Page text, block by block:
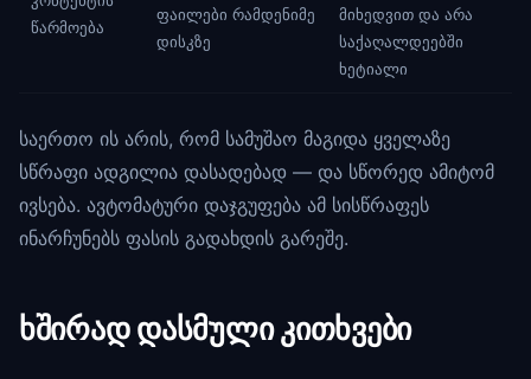
წარმოება
ფაილები რამდენიმე
დისკზე
მიხედვით და არა
საქაღალდეებში
ხეტიალი
საერთო ის არის, რომ სამუშაო მაგიდა ყველაზე
სწრაფი ადგილია დასადებად — და სწორედ ამიტომ
ივსება. ავტომატური დაჯგუფება ამ სისწრაფეს
ინარჩუნებს ფასის გადახდის გარეშე.
ხშირად დასმული კითხვები